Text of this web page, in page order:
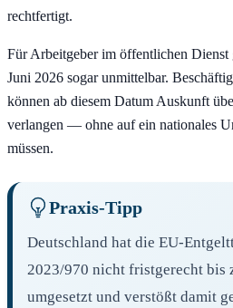
rechtfertigt.
Für Arbeitgeber im öffentlichen
Juni 2026 sogar unmittelbar.
können ab diesem Datum Auskunft
verlangen — ohne auf ein nationales
müssen.
Praxis-Tipp
Deutschland hat die EU-
2023/970 nicht fristgerecht bis
umgesetzt und verstößt damit